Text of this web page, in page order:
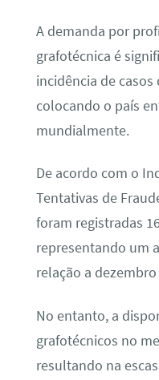
A demanda por
grafotécnica é
incidência de
colocando o país
mundialmente.
De acordo com o
Tentativas de
foram registradas
representando um
relação a dezembro
No entanto, a
grafotécnicos no
resultando na